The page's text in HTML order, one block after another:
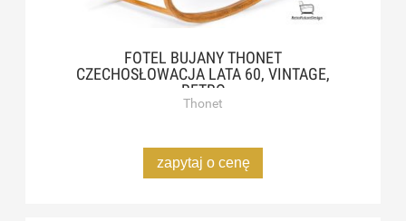
FOTEL BUJANY THONET
CZECHOSŁOWACJA LATA 60, VINTAGE,
RETRO
Thonet
zapytaj o cenę